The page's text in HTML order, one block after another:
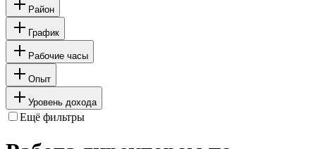
Район
График
Рабочие часы
Опыт
Уровень дохода
Ещё фильтры